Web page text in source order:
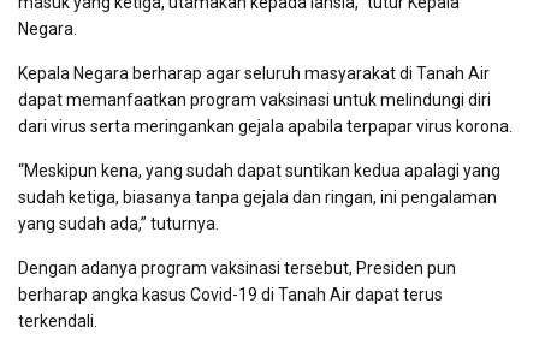
Negara.
Kepala Negara berharap agar seluruh masyarakat di Tanah Air
dapat memanfaatkan program vaksinasi untuk melindungi diri
dari virus serta meringankan gejala apabila terpapar virus korona.
“Meskipun kena, yang sudah dapat suntikan kedua apalagi yang
sudah ketiga, biasanya tanpa gejala dan ringan, ini pengalaman
yang sudah ada,” tuturnya.
Dengan adanya program vaksinasi tersebut, Presiden pun
berharap angka kasus Covid-19 di Tanah Air dapat terus
terkendali.